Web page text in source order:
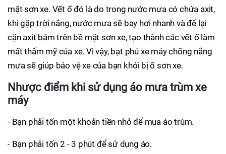
mặt sơn xe. Vết ố đó là do trong nước mưa có chứa axit,
khi gặp trời nắng, nước mưa sẽ bay hơi nhanh và để lại
cặn axit bám trên bề mặt sơn xe, tạo thành các vết ố làm
mất thẩm mỹ của xe. Vì vậy, bạt phủ xe máy chống nắng
mưa sẽ giúp bảo vệ xe của bạn khỏi bị ố sơn xe.
Nhược điểm khi sử dụng áo mưa trùm xe
máy
- Bạn phải tốn một khoản tiền nhỏ để mua áo trùm.
- Bạn phải tốn 2 - 3 phút để sử dụng áo.